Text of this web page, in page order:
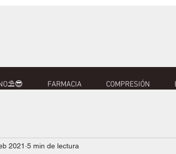
FARMACIA COMPRESIÓN
2021 5 min de lectura